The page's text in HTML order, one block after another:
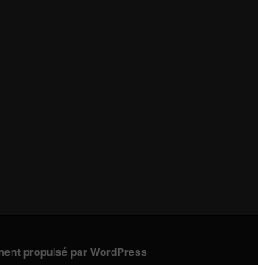
propulsé par WordPress